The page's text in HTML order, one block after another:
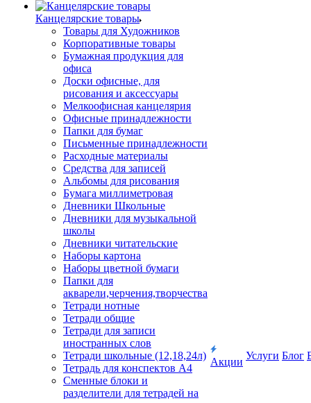
Канцелярские товары
Товары для Художников
Корпоративные товары
Бумажная продукция для
офиса
Доски офисные, для
рисования и аксессуары
Мелкоофисная канцелярия
Офисные принадлежности
Папки для бумаг
Письменные принадлежности
Расходные материалы
Средства для записей
Альбомы для рисования
Бумага миллиметровая
Дневники Школьные
Дневники для музыкальной
школы
Дневники читательские
Наборы картона
Наборы цветной бумаги
Папки для
акварели,черчения,творчества
Тетради нотные
Тетради общие
Тетради для записи
иностранных слов
Тетради школьные (12,18,24л)
Тетрадь для конспектов А4
Сменные блоки и
разделители для тетрадей на
Акции
Услуги Блог